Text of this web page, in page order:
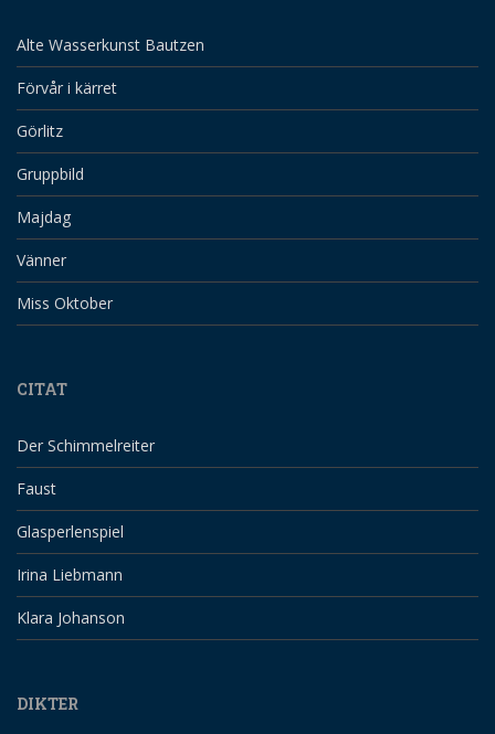
Alte Wasserkunst Bautzen
Förvår i kärret
Görlitz
Gruppbild
Majdag
Vänner
Miss Oktober
CITAT
Der Schimmelreiter
Faust
Glasperlenspiel
Irina Liebmann
Klara Johanson
DIKTER